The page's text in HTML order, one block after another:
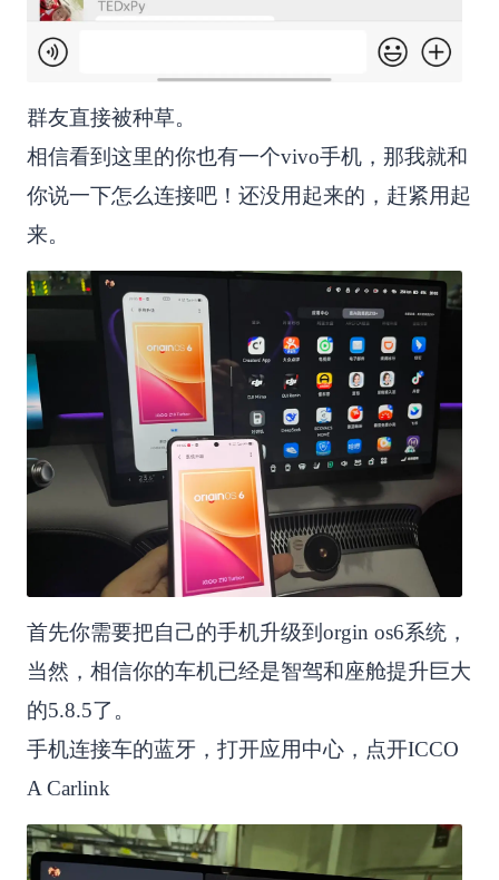
群友直接被种草。
相信看到这里的你也有一个vivo手机，那我就和
你说一下怎么连接吧！还没用起来的，赶紧用起
来。
首先你需要把自己的手机升级到orgin os6系统，
当然，相信你的车机已经是智驾和座舱提升巨大
的5.8.5了。
手机连接车的蓝牙，打开应用中心，点开ICCO
A Carlink